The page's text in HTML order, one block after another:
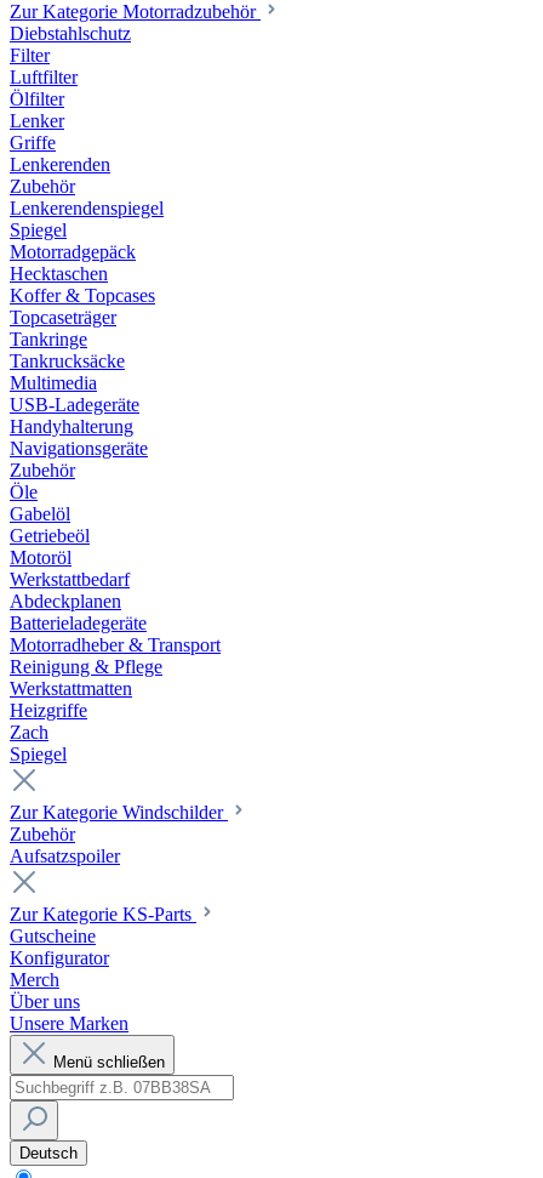
Zur Kategorie Motorradzubehör
Diebstahlschutz
Filter
Luftfilter
Ölfilter
Lenker
Griffe
Lenkerenden
Zubehör
Lenkerendenspiegel
Spiegel
Motorradgepäck
Hecktaschen
Koffer & Topcases
Topcaseträger
Tankringe
Tankrucksäcke
Multimedia
USB-Ladegeräte
Handyhalterung
Navigationsgeräte
Zubehör
Öle
Gabelöl
Getriebeöl
Motoröl
Werkstattbedarf
Abdeckplanen
Batterieladegeräte
Motorradheber & Transport
Reinigung & Pflege
Werkstattmatten
Heizgriffe
Zach
Spiegel
Zur Kategorie Windschilder
Zubehör
Aufsatzspoiler
Zur Kategorie KS-Parts
Gutscheine
Konfigurator
Merch
Über uns
Unsere Marken
Menü schließen
Deutsch